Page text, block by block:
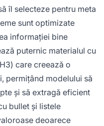
îl selecteze pentru meta
sunt optimizate
informației bine
puternic materialul cu
care creează o
permițând modelului să
și să extragă eficient
bullet și listele
deoarece